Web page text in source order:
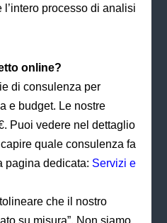
processo di analisi
online?
di consulenza per
e budget. Le nostre
Puoi vedere nel dettaglio
quale consulenza fa
pagina dedicata: Servizi e
che il nostro
su misura”. Non siamo